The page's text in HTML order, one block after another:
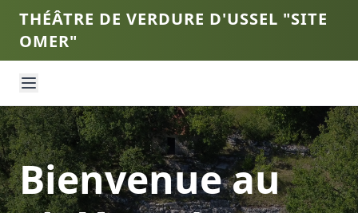
THÉÂTRE DE VERDURE D'USSEL "SITE
OMER"
Bienvenue au